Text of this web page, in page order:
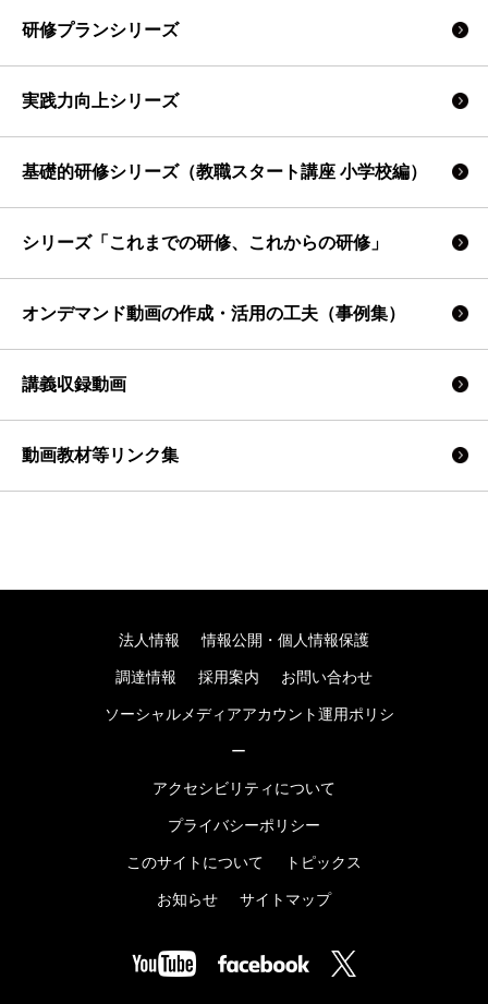
研修プランシリーズ
実践力向上シリーズ
基礎的研修シリーズ（教職スタート講座 小学校編）
シリーズ「これまでの研修、これからの研修」
オンデマンド動画の作成・活用の工夫（事例集）
講義収録動画
動画教材等リンク集
法人情報 情報公開・個人情報保護
調達情報 採用案内 お問い合わせ
ソーシャルメディアアカウント運用ポリシ
ー
アクセシビリティについて
プライバシーポリシー
このサイトについて トピックス
お知らせ サイトマップ